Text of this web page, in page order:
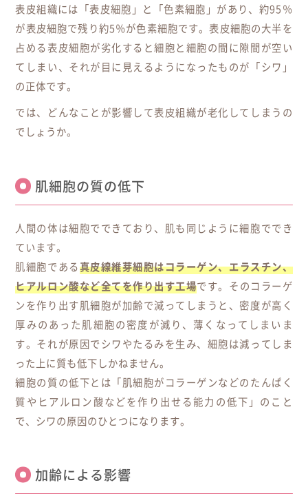
表皮組織には「表皮細胞」と「色素細胞」があり、約95％
が表皮細胞で残り約5％が色素細胞です。表皮細胞の大半を
占める表皮細胞が劣化すると細胞と細胞の間に隙間が空い
てしまい、それが目に見えるようになったものが「シワ」
の正体です。
では、どんなことが影響して表皮組織が老化してしまうの
でしょうか。
肌細胞の質の低下
人間の体は細胞でできており、肌も同じように細胞ででき
ています。
肌細胞である真皮線維芽細胞はコラーゲン、エラスチン、
ヒアルロン酸など全てを作り出す工場です。そのコラーゲ
ンを作り出す肌細胞が加齢で減ってしまうと、密度が高く
厚みのあった肌細胞の密度が減り、薄くなってしまいま
す。それが原因でシワやたるみを生み、細胞は減ってしま
った上に質も低下しかねません。
細胞の質の低下とは「肌細胞がコラーゲンなどのたんぱく
質やヒアルロン酸などを作り出せる能力の低下」のこと
で、シワの原因のひとつになります。
加齢による影響